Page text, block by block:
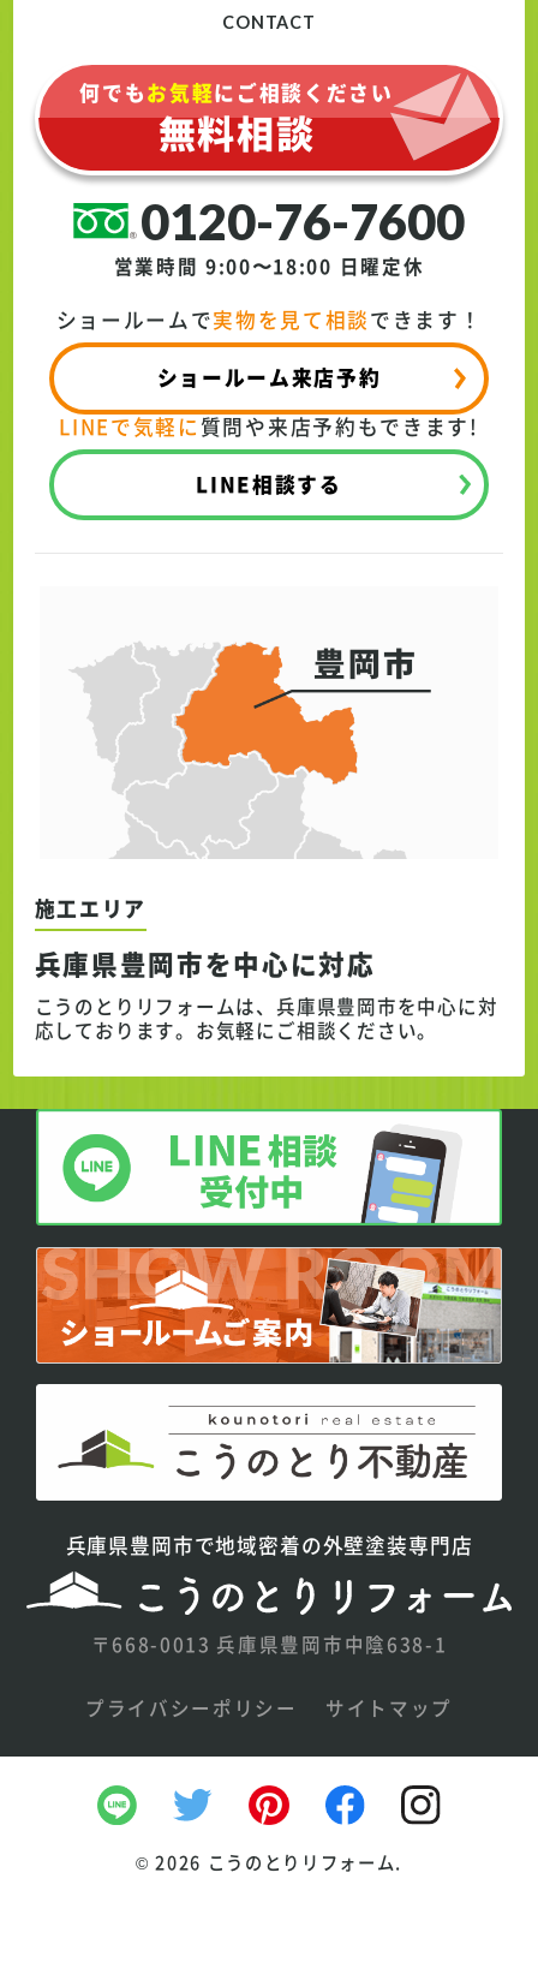
納得のいくリフォームができた」と嬉しいお
言葉をいただいています。
CONTACT
0120-76-7600
営業時間 9:00〜18:00 日曜定休
何でもお気軽にご相談ください
無料相談
LINEで気軽に 質問や来店予約もできます!
LINE相談する
ショールームで実物を見て相談できます！
ショールーム来店予約
施工エリア
兵庫県豊岡市を中心に対応
こうのとりリフォームは、兵庫県豊岡市を中心に対
応しております。 お気軽にご相談ください。
兵庫県豊岡市で地域密着の外壁塗装専門店
〒668-0013 兵庫県豊岡市中陰638-1
プライバシーポリシー サイトマップ
©2026 こうのとりリフォーム.